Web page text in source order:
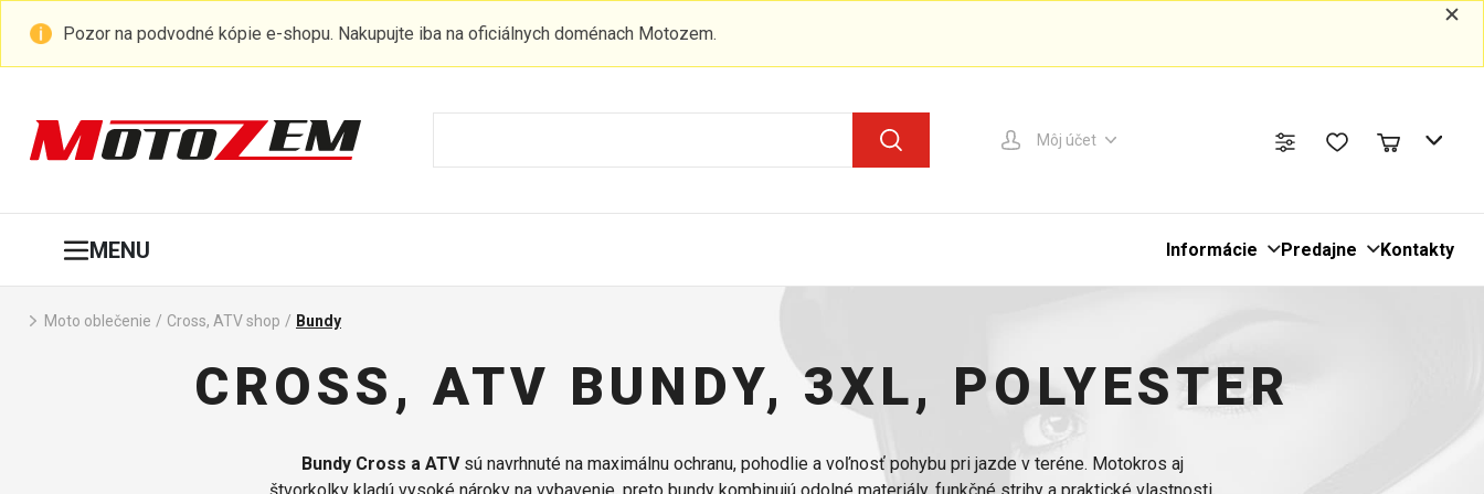
Pozor na podvodné kópie e-shopu. Nakupujte iba na oficiálnych doménach Motozem.
Môj účet
MENU Informácie Predajne Kontakty
Moto oblečenie / Cross, ATV shop / Bundy
CROSS, ATV BUNDY, 3XL, POLYESTER
Bundy Cross a ATVsú navrhnuté na maximálnu ochranu, pohodlie a voľnosť pohybu pri jazde v teréne. Motokros aj